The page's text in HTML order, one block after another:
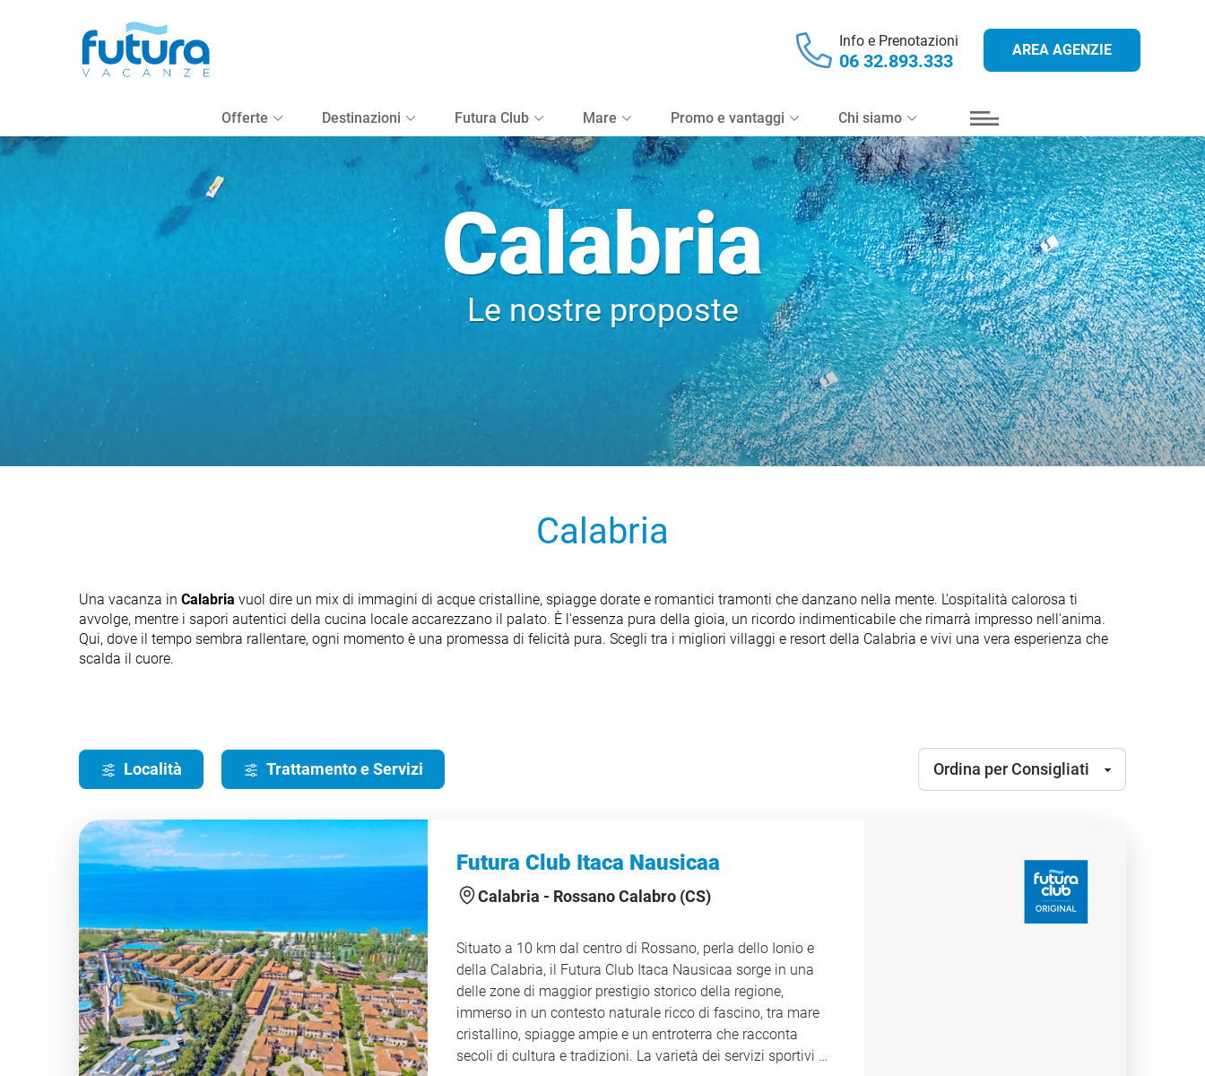
Calabria
Le nostre proposte
Destinazione, Hotel, Codice
Calabria
Periodo
Calabria
Una vacanza in Calabria vuol dire un mix di immagini di acque cristalline, spiagge dorate e romantici tramonti che danzano nella mente. L'ospitalità calorosa ti
avvolge, mentre i sapori autentici della cucina locale accarezzano il palato. È l'essenza pura della gioia, un ricordo indimenticabile che rimarrà impresso nell'anima.
Qui, dove il tempo sembra rallentare, ogni momento è una promessa di felicità pura. Scegli tra i migliori villaggi e resort della Calabria e vivi una vera esperienza che
scalda il cuore.
Località Trattamento e Servizi
Futura Club Itaca Nausicaa
Calabria - Rossano Calabro (CS)
Situato a 10 km dal centro di Rossano, perla dello Ionio e
della Calabria, il Futura Club Itaca Nausicaa sorge in una
delle zone di maggior prestigio storico della regione,
immerso in un contesto naturale ricco di fascino, tra mare
cristallino, spiagge ampie e un entroterra che racconta
secoli di cultura e tradizioni. La varietà dei servizi sportivi e
Info e Prenotazioni
06 32.893.333
AREA AGENZIE
Offerte Destinazioni Futura Club Mare Promo e vantaggi Chi siamo